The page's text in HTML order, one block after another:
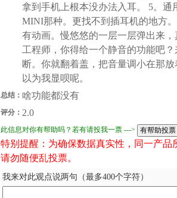
拿到手机上根本没办法入耳。 5。通
MINI那种。更找不到插耳机的地方
有动画。慢悠悠的一层一层弹出来
工程师，你得给一个静音的功能吧
断。你就翻着盖，把音量调小在那
以为我显呗呢。
总结： 啥功能都没有
评分： 2.0
此信息对你有帮助吗？若有请投我一票 --->
特别提醒：为确保数据真实性，同一产
请勿随便乱投票。
我来对此观点说两句（最多400个字符）